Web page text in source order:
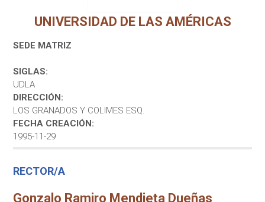
UNIVERSIDAD DE LAS AMÉRICAS
SEDE MATRIZ
SIGLAS:
UDLA
DIRECCIÓN:
LOS GRANADOS Y COLIMES ESQ.
FECHA CREACIÓN:
1995-11-29
RECTOR/A
Gonzalo Ramiro Mendieta Dueñas